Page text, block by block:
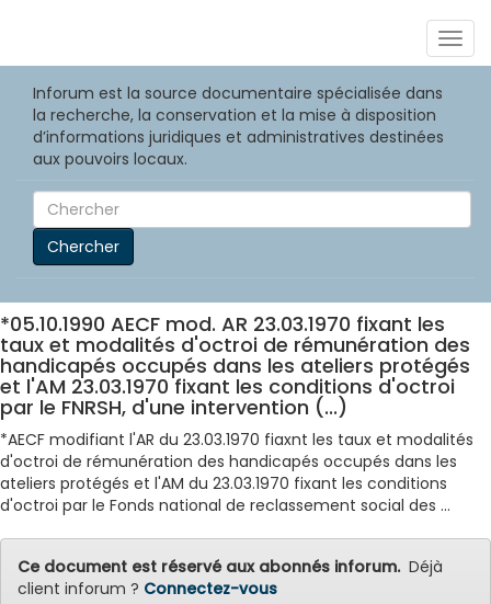
Inforum est la source documentaire spécialisée dans
la recherche, la conservation et la mise à disposition
d’informations juridiques et administratives destinées
aux pouvoirs locaux.
Chercher
*05.10.1990 AECF mod. AR 23.03.1970 fixant les
taux et modalités d'octroi de rémunération des
handicapés occupés dans les ateliers protégés
et l'AM 23.03.1970 fixant les conditions d'octroi
par le FNRSH, d'une intervention (...)
*AECF modifiant l'AR du 23.03.1970 fiaxnt les taux et modalités
d'octroi de rémunération des handicapés occupés dans les
ateliers protégés et l'AM du 23.03.1970 fixant les conditions
d'octroi par le Fonds national de reclassement social des ...
Ce document est réservé aux abonnés inforum.Déjà
client inforum ? Connectez-vous